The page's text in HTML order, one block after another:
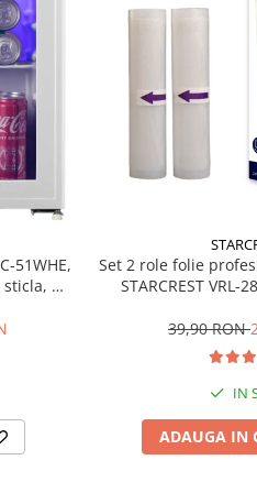
51WHE,
H
Set 2 role folie
STARCREST VRL-
lavabile in masina
39,90 RON
IN
ADAUGA IN